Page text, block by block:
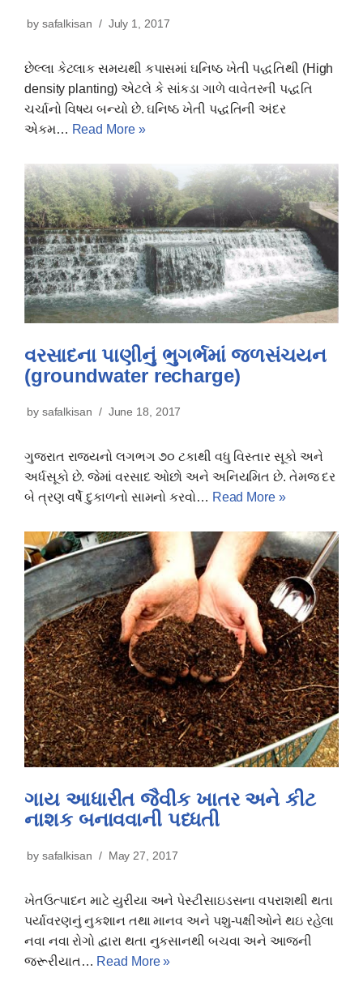
by safalkisan July 1, 2017
છેલ્લા કેટલાક સમયથી કપાસમાં ઘનિષ્ઠ ખેતી પદ્ધતિથી (High
density planting) એટલે કે સાંકડા ગાળે વાવેતરની પદ્ધતિ
ચર્ચાનો વિષય બન્યો છે. ઘનિષ્ઠ ખેતી પદ્ધતિની અંદર
એકમ… Read More »
વરસાદના પાણીનું ભુગર્ભમાં જળસંચયન
(groundwater recharge)
by safalkisan June 18, 2017
ગુજરાત રાજયનો લગભગ ૭૦ ટકાથી વધુ વિસ્તાર સૂકો અને
અર્ધસૂકો છે. જેમાં વરસાદ ઓછો અને અનિયમિત છે. તેમજ દર
બે ત્રણ વર્ષે દુકાળનો સામનો કરવો… Read More »
ગાય આધારીત જૈવીક ખાતર અને કીટ
નાશક બનાવવાની પધ્ધતી
by safalkisan May 27, 2017
ખેતઉત્પાદન માટે યુરીયા અને પેસ્ટીસાઇડસના વપરાશથી થતા
પર્યાવરણનું નુકશાન તથા માનવ અને પશુ-પક્ષીઓને થઇ રહેલા
નવા નવા રોગો દ્વારા થતા નુકસાનથી બચવા અને આજની
જરૂરીયાત… Read More »